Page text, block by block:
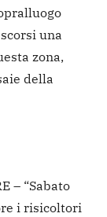
una
zona,
della
– “Sabato
i risicoltori